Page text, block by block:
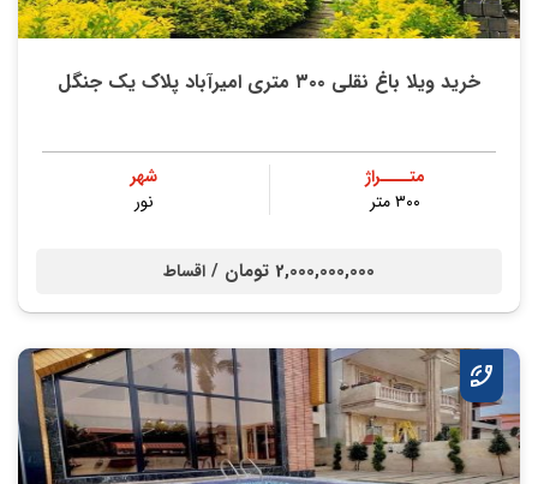
خرید ویلا باغ نقلی ۳۰۰ متری امیرآباد پلاک یک جنگل
متــــراژ
۳۰۰ متر
شهر
نور
2,000,000,000 تومان / اقساط